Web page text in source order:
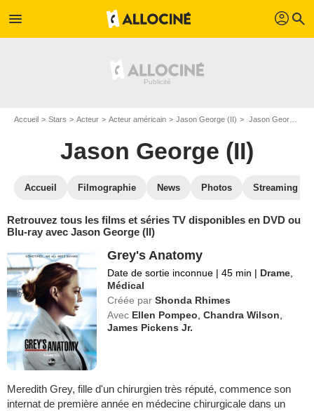
menu profil search
Accueil Stars Acteur Acteur américain Jason George (II) Jason George (II) : ses Blu-Ray, DVD, VOD, SVOD
Jason George (II)
Accueil Filmographie News Photos Streaming
Retrouvez tous les films et séries TV disponibles en DVD ou
Blu-ray avec Jason George (II)
Grey's Anatomy
Date de sortie inconnue | 45 min | Drame
Médical
Créée par Shonda Rhimes
Avec Ellen Pompeo ,Chandra Wilson
James Pickens Jr.
Meredith Grey, fille d'un chirurgien très réputé, commence son
internat de première année en médecine chirurgicale dans un